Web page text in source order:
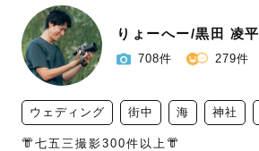
りょーへー/黒田 凌平
708件 279件
ウェディング 街中 海 神社
👘七五三撮影300件以上👘